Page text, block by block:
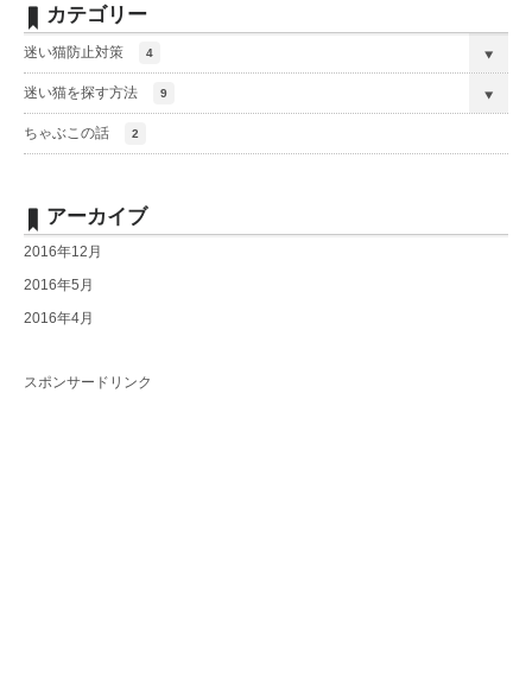
カテゴリー
迷い猫防止対策 4
迷い猫を探す方法 9
ちゃぶこの話 2
アーカイブ
2016年12月
2016年5月
2016年4月
スポンサードリンク